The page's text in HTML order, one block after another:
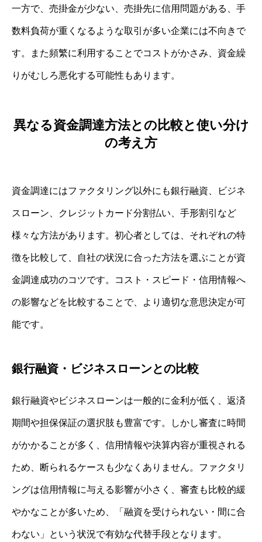
一方で、売掛金が少ない、売掛先に信用問題がある、手
数料負荷が重くなるような取引が多い企業には不向きで
す。また頻繁に利用することでコストがかさみ、資金繰
りがむしろ悪化する可能性もあります。
異なる資金調達方法との比較と使い分け
の考え方
資金調達にはファクタリング以外にも銀行融資、ビジネ
スローン、クレジットカード分割払い、手形割引など
様々な方法があります。初心者としては、それぞれの特
徴を比較して、自社の状況に合った方法を選ぶことが資
金調達成功のコツです。コスト・スピード・信用情報へ
の影響などを比較することで、より適切な意思決定が可
能です。
銀行融資・ビジネスローンとの比較
銀行融資やビジネスローンは一般的に金利が低く、返済
期間や担保保証の選択肢も豊富です。しかし審査に時間
がかかることが多く、信用情報や決算内容が重視される
ため、断られるケースも少なくありません。ファクタリ
ングは信用情報に与える影響が小さく、審査も比較的緩
やかなことが多いため、「融資を受けられない・間に合
わない」という状況で有効な代替手段となります。